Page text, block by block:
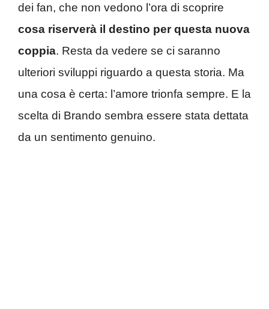
dei fan, che non vedono l’ora di scoprire
cosa riserverà il destino per questa nuova
coppia. Resta da vedere se ci saranno
ulteriori sviluppi riguardo a questa storia. Ma
una cosa è certa: l’amore trionfa sempre. E la
scelta di Brando sembra essere stata dettata
da un sentimento genuino.